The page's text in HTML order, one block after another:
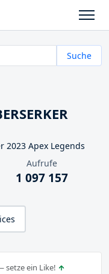
Suche
2023 Apex Legends
Aufrufe
1 097 157
setze ein Like!